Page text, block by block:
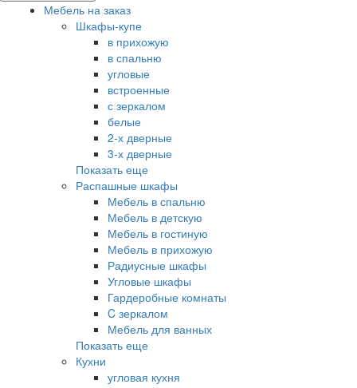
Мебель на заказ
Шкафы-купе
в прихожую
в спальню
угловые
встроенные
с зеркалом
белые
2-х дверные
3-х дверные
Показать еще
Распашные шкафы
Мебель в спальню
Мебель в детскую
Мебель в гостиную
Мебель в прихожую
Радиусные шкафы
Угловые шкафы
Гардеробные комнаты
C зеркалом
Мебель для ванных
Показать еще
Кухни
угловая кухня